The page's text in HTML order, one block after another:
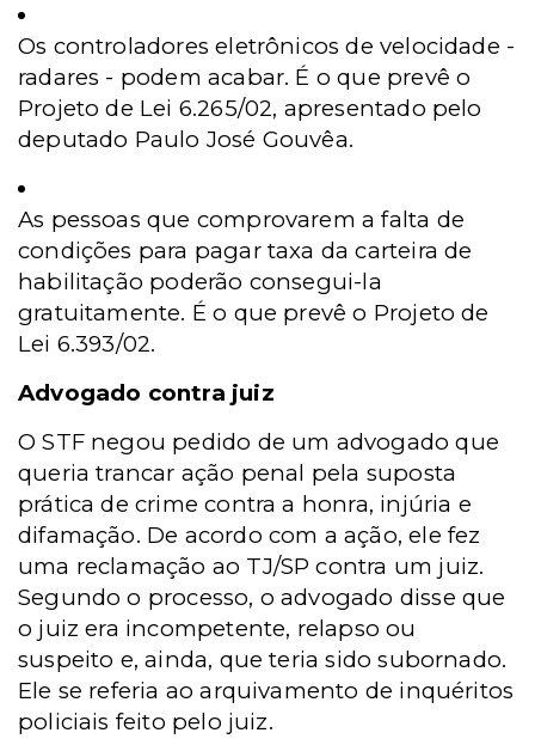
Os controladores eletrônicos de velocidade -
radares - podem acabar. É o que prevê o
Projeto de Lei 6.265/02, apresentado pelo
deputado Paulo José Gouvêa.
As pessoas que comprovarem a falta de
condições para pagar taxa da carteira de
habilitação poderão consegui-la
gratuitamente. É o que prevê o Projeto de
Lei 6.393/02.
Advogado contra juiz
O STF negou pedido de um advogado que
queria trancar ação penal pela suposta
prática de crime contra a honra, injúria e
difamação. De acordo com a ação, ele fez
uma reclamação ao TJ/SP contra um juiz.
Segundo o processo, o advogado disse que
o juiz era incompetente, relapso ou
suspeito e, ainda, que teria sido subornado.
Ele se referia ao arquivamento de inquéritos
policiais feito pelo juiz.